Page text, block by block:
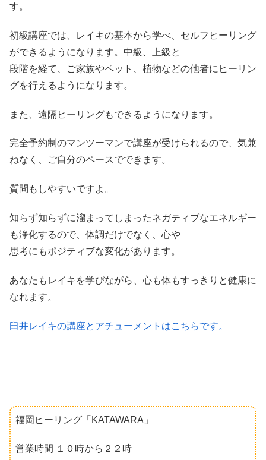
す。
初級講座では、レイキの基本から学べ、セルフヒーリング
ができるようになります。中級、上級と
段階を経て、ご家族やペット、植物などの他者にヒーリン
グを行えるようになります。
また、遠隔ヒーリングもできるようになります。
完全予約制のマンツーマンで講座が受けられるので、気兼
ねなく、ご自分のペースでできます。
質問もしやすいですよ。
知らず知らずに溜まってしまったネガティブなエネルギー
も浄化するので、体調だけでなく、心や
思考にもポジティブな変化があります。
あなたもレイキを学びながら、心も体もすっきりと健康に
なれます。
臼井レイキの講座とアチューメントはこちらです。
福岡ヒーリング「KATAWARA」
営業時間 １０時から２２時